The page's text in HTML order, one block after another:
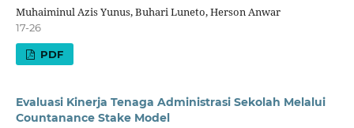
Muhaiminul Azis Yunus, Buhari Luneto, Herson Anwar
17-26
PDF
Evaluasi Kinerja Tenaga Administrasi Sekolah Melalui
Countanance Stake Model